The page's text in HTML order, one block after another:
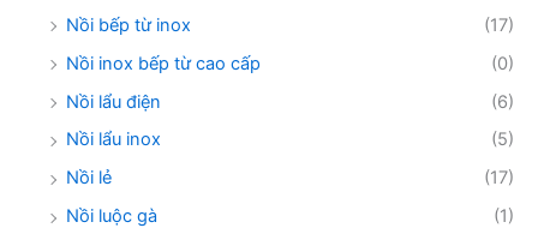
Nồi bếp từ inox
(17)
Nồi inox bếp từ cao cấp
(0)
Nồi lẩu điện
(6)
Nồi lẩu inox
(5)
Nồi lẻ
(17)
Nồi luộc gà
(1)